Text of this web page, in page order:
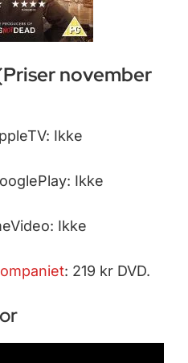
november
Ikke
Ikke
Ikke
: 219 kr DVD.